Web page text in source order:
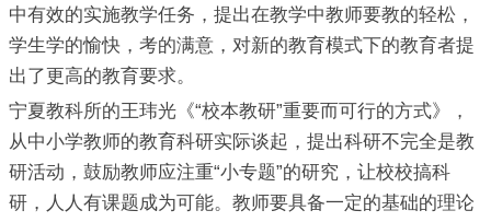
中有效的实施教学任务，提出在教学中教师要教的轻松，
学生学的愉快，考的满意，对新的教育模式下的教育者提
出了更高的教育要求。
宁夏教科所的王玮光《“校本教研”重要而可行的方式》，
从中小学教师的教育科研实际谈起，提出科研不完全是教
研活动，鼓励教师应注重“小专题”的研究，让校校搞科
研，人人有课题成为可能。教师要具备一定的基础的理论